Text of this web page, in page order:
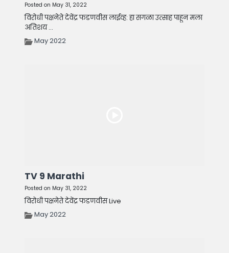
Posted on May 31, 2022
विरोधी पक्षनेते देवेंद्र फडणवीस लाईव्ह: हा सगळा उत्साह पाहून मला
अतिशय ...
May 2022
TV 9 Marathi
Posted on May 31, 2022
विरोधी पक्षनेते देवेंद्र फडणवीस Live
May 2022